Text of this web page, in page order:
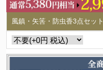
風鎮・矢筈・防虫香3点セット